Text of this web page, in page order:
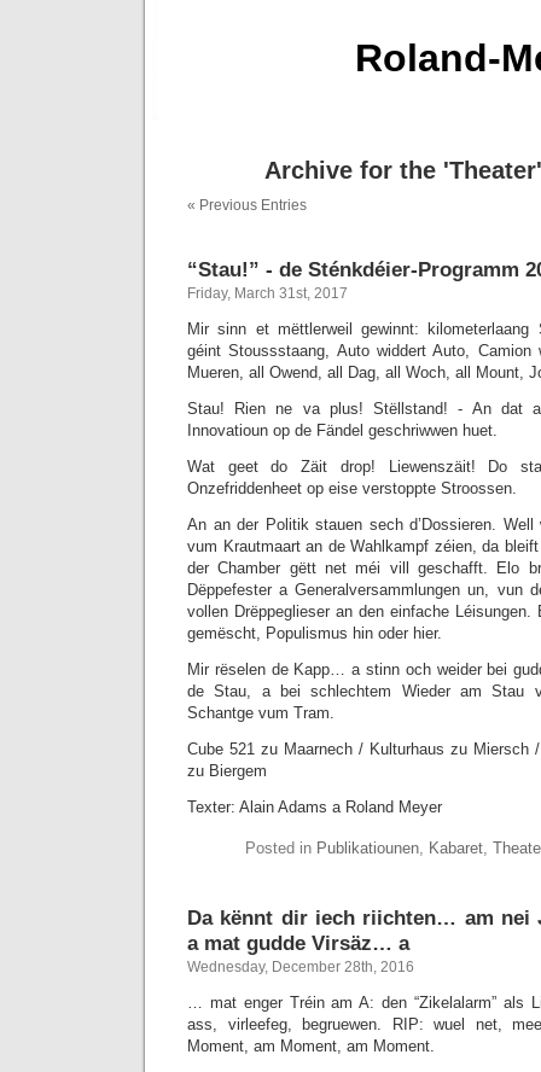
Roland-
Archive for the
« Previous Entries
“Stau!” - de Sténkdéier-Programm
Friday, March 31st, 2017
Mir sinn et mëttlerweil gewinnt: kilometerlaang
géint Stoussstaang, Auto widdert Auto,
Mueren, all Owend, all Dag, all Woch, all Mount,
Stau! Rien ne va plus! Stëllstand! - An dat
Innovatioun op de Fändel geschriwwen huet.
Wat geet do Zäit drop! Liewenszäit! Do
Onzefriddenheet op eise verstoppte Stroossen.
An an der Politik stauen sech d’Dossieren.
vum Krautmaart an de Wahlkampf zéien, da
der Chamber gëtt net méi vill geschafft. Elo
Dëppefester a Generalversammlungen un, vun
vollen Drëppeglieser an den einfache Léisungen.
gemëscht, Populismus hin oder hier.
Mir rëselen de Kapp… a stinn och weider bei
de Stau, a bei schlechtem Wieder am Stau
Schantge vum Tram.
Cube 521 zu Maarnech / Kulturhaus zu Miersch
zu Biergem
Texter: Alain Adams a Roland Meyer
Posted in Publikatiounen, Kabaret,
Da kënnt dir iech riichten… am nei
a mat gudde Virsäz… a
Wednesday, December 28th, 2016
… mat enger Tréin am A: den “Zikelalarm” als
ass, virleefeg, begruewen. RIP: wuel net,
Moment, am Moment, am Moment.